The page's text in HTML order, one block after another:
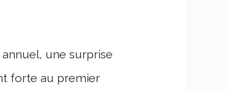
annuel, une surprise
forte au premier